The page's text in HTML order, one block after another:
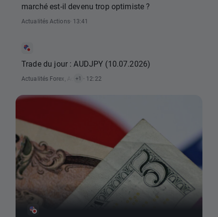
marché est-il devenu trop optimiste ?
Actualités Actions· 13:41
Trade du jour : AUDJPY (10.07.2026)
Actualités Forex Actualités Analyse Technique
+1 · 12:22